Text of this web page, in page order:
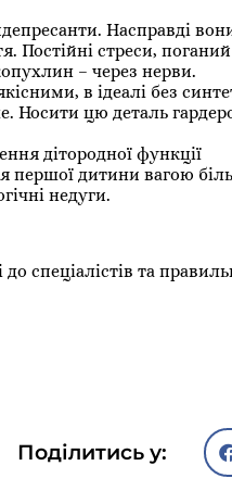
Насправді
Постійні стреси,
– через нерви.
в ідеалі без
Носити цю деталь
дітородної функції
першої дитини вагою
недуги.
спеціалістів та
Поділитись у: